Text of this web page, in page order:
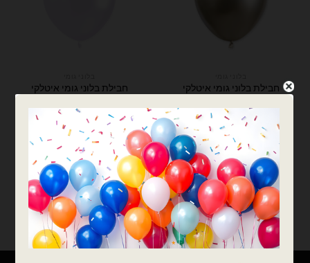
חבילת בלוני גומי איטלקי
100 יח'
₪70.00
כמות של חבילת בלוני גומי איטלקי זהב שמפניה כרום 5 אינץ' - 100 יח'
הוספה לסל
חבילת בלוני גומי איטלקי
₪
70.00
המלאי אזל
צרפו אותי לרשימת
המתנה